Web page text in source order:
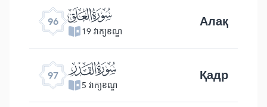
96 ﰍ
19 វាក្យខណ្ឌ Алақ
97 ﰎ
5 វាក្យខណ្ឌ Қадр